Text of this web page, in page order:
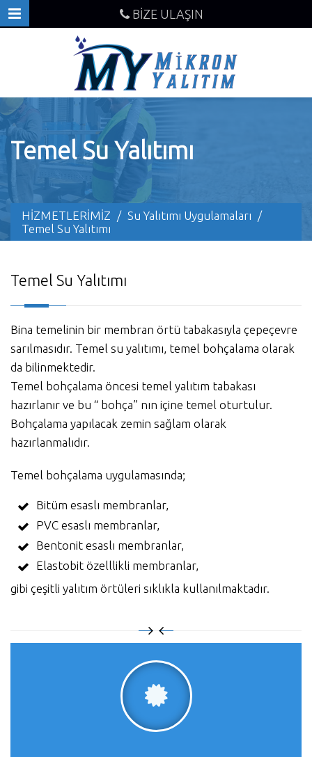
BİZE ULAŞIN
Temel Su Yalıtımı
HİZMETLERİMİZ / Su Yalıtımı Uygulamaları /
Temel Su Yalıtımı
Temel Su Yalıtımı
Bina temelinin bir membran örtü tabakasıyla çepeçevre
sarılmasıdır. Temel su yalıtımı, temel bohçalama olarak
da bilinmektedir.
Temel bohçalama öncesi temel yalıtım tabakası
hazırlanır ve bu “ bohça” nın içine temel oturtulur.
Bohçalama yapılacak zemin sağlam olarak
hazırlanmalıdır.
Temel bohçalama uygulamasında;
Bitüm esaslı membranlar,
PVC esaslı membranlar,
Bentonit esaslı membranlar,
Elastobit özelllikli membranlar,
gibi çeşitli yalıtım örtüleri sıklıkla kullanılmaktadır.